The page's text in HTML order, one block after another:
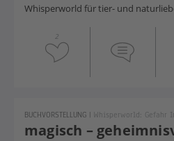
Whisperworld für tier- und
2
magisch –
BUCHVORSTELLUNG | Whisperworld: Gefahr